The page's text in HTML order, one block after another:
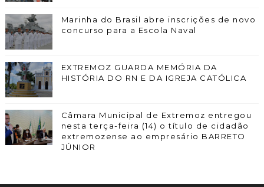
Marinha do Brasil abre inscrições de novo
concurso para a Escola Naval
EXTREMOZ GUARDA MEMÓRIA DA
HISTÓRIA DO RN E DA IGREJA CATÓLICA
Câmara Municipal de Extremoz entregou
nesta terça-feira (14) o título de cidadão
extremozense ao empresário BARRETO
JÚNIOR